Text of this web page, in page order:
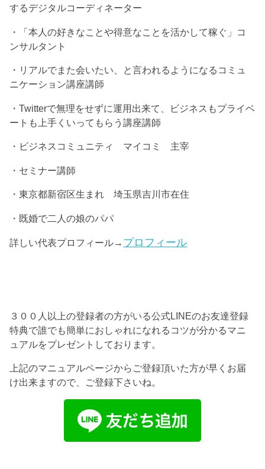
するデジタルコーディネーター
・「本人の好きなことや得意なことを活かして稼ぐ」コ
ンサルタント
・リアルでまた会いたい、と言われるようになるコミュ
ニケーション講座講師
・Twitterで無理をせずに運用出来て、ビジネスもプライベ
ートも上手くいってもらう講座講師
・ビジネスコミュニティ マイコミ 主宰
・セミナー講師
・東京都新宿区生まれ 埼玉県吉川市在住
・既婚で二人の娘のパパ
詳しい代表プロフィール→ プロフィール
３００人以上の登録者の方がいる公式LINEのお友達登録
特典で誰でも簡単におしゃれになれるコツが分かるマニ
ュアルをプレゼントしております。
上記のマニュアルページからご登録頂いた方が早くお届
け出来ますので、ご登録下さいね。